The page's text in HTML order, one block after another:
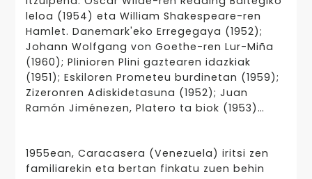
leloa (1954) eta William Shakespeare-ren
Hamlet. Danemark'eko Erregegaya (1952);
Johann Wolfgang von Goethe-ren Lur-Miña
(1960); Plinioren Plini gaztearen idazkiak
(1951); Eskiloren Prometeu burdinetan (1959);
Zizeronren Adiskidetasuna (1952); Juan
Ramón Jiménezen, Platero ta biok (1953)…
1955ean, Caracasera (Venezuela) iritsi zen
familiarekin eta bertan finkatu zuen behin